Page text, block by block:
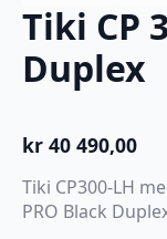
Tiki CP
Duplex
kr 40 490,00
Tiki CP300-LH
PRO Black